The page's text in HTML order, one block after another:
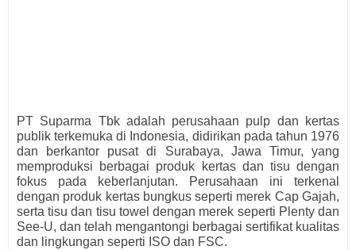
PT Suparma Tbk adalah perusahaan pulp dan kertas
publik terkemuka di Indonesia, didirikan pada tahun 1976
dan berkantor pusat di Surabaya, Jawa Timur, yang
memproduksi berbagai produk kertas dan tisu dengan
fokus pada keberlanjutan. Perusahaan ini terkenal
dengan produk kertas bungkus seperti merek Cap Gajah,
serta tisu dan tisu towel dengan merek seperti Plenty dan
See-U, dan telah mengantongi berbagai sertifikat kualitas
dan lingkungan seperti ISO dan FSC.